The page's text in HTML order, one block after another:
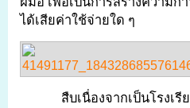
ได้เสียค่าใช้จ่ายใด ๆ
สืบเนื่องจากเป็นโรงเ